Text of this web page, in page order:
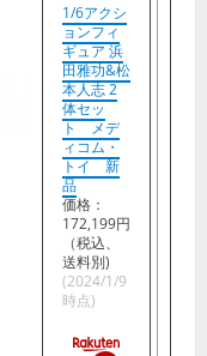
1/6アクシ
ョンフィ
ギュア 浜
田雅功&松
本人志 2
体セッ
ト メデ
ィコム・
トイ 新
品
価格：
172,199円
（税込、
送料別)
(2024/1/9
時点)